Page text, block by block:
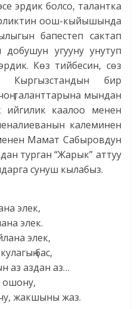
эрдик болсо, талантка
оош-кыйышында
бапестеп сактап
угууну унутуп
Көз тийбесин, сөз
Кыргызстандын бир
таланттарына мындан
каалоо менен
калеминен
Мамат Сабыровдун
турган “Жарык” аттуу
сунуш кылабыз.
элек,
элек.
элек,
бас,
аз аздан аз…
ошону,
жакшыны жаз.